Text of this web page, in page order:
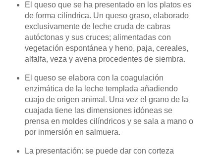
El queso que se ha presentado en los platos es
de forma cilíndrica. Un queso graso, elaborado
exclusivamente de leche cruda de cabras
autóctonas y sus cruces; alimentadas con
vegetación espontánea y heno, paja, cereales,
alfalfa, veza y avena procedentes de siembra.
El queso se elabora con la coagulación
enzimática de la leche templada añadiendo
cuajo de origen animal. Una vez el grano de la
cuajada tiene las dimensiones idóneas se
prensa en moldes cilíndricos y se sala a mano o
por inmersión en salmuera.
La presentación: se puede dar con corteza